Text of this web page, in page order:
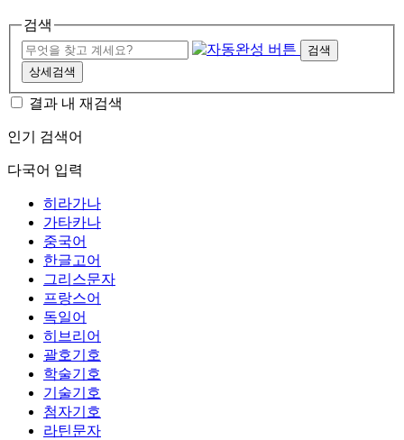
검색
검색
상세검색
결과 내 재검색
인기 검색어
다국어 입력
히라가나
가타카나
중국어
한글고어
그리스문자
프랑스어
독일어
히브리어
괄호기호
학술기호
기술기호
첨자기호
라틴문자